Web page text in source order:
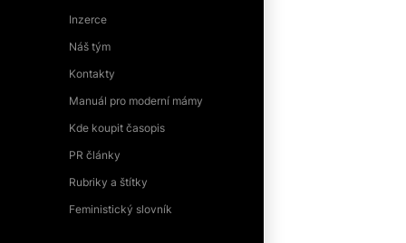
Inzerce
Náš tým
Kontakty
Manuál pro moderní mámy
Kde koupit časopis
PR články
Rubriky a štítky
Feministický slovník